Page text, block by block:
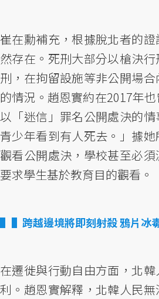
崔在勳補充，根據脫北者的
然存在。死刑大部分以槍決
刑，在拘留設施等非公開場
的情況。趙恩實約在2017年
以「迷信」罪名公開處決的
青少年看到有人死去。」據
觀看公開處決，學校甚至必須
要求學生基於教育目的觀看。
▌跨越邊境將即刻射殺 鴉片冰
在遷徙與行動自由方面，北
利。趙恩實解釋，北韓人民